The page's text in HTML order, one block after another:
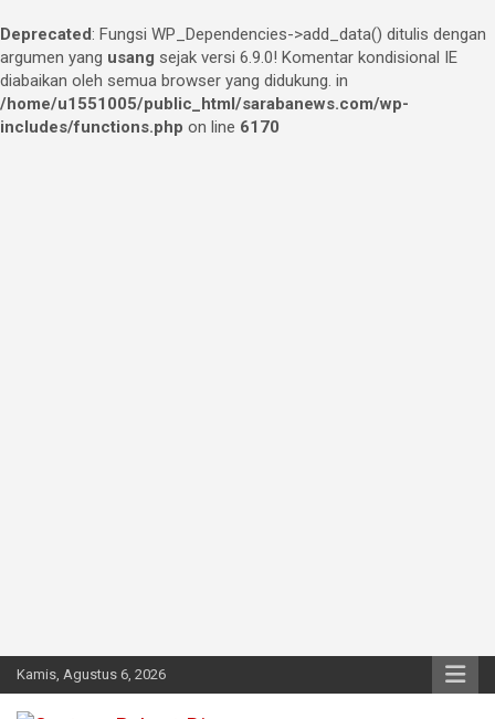
Deprecated: Fungsi WP_Dependencies->add_data() ditulis dengan
argumen yang usang sejak versi 6.9.0! Komentar kondisional IE
diabaikan oleh semua browser yang didukung. in
/home/u1551005/public_html/sarabanews.com/wp-
includes/functions.php on line 6170
Kamis, Agustus 6, 2026